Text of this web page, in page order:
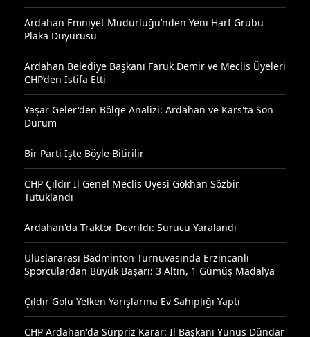
Ardahan Emniyet Müdürlüğü’nden Yeni Harf Grubu
Plaka Duyurusu
Ardahan Belediye Başkanı Faruk Demir ve Meclis Üyeleri
CHP’den İstifa Etti
Yaşar Geler'den Bölge Analizi: Ardahan ve Kars'ta Son
Durum
Bir Parti İşte Böyle Bitirilir
CHP Çıldır İl Genel Meclis Üyesi Gökhan Sözbir
Tutuklandı
Ardahan'da Traktör Devrildi: Sürücü Yaralandı
Uluslararası Badminton Turnuvasında Erzincanlı
Sporculardan Büyük Başarı: 3 Altın, 1 Gümüş Madalya
Çıldır Gölü Yelken Yarışlarına Ev Sahipliği Yaptı
CHP Ardahan'da Sürpriz Karar: İl Başkanı Yunus Dündar